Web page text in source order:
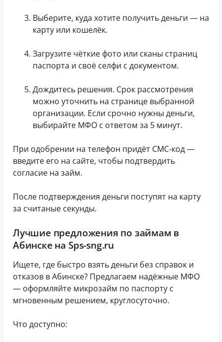
Выберите, куда хотите получить деньги — на
карту или кошелёк.
Загрузите чёткие фото или сканы страниц
паспорта и своё селфи с документом.
Дождитесь решения. Срок рассмотрения
можно уточнить на странице выбранной
организации. Если срочно нужны деньги,
выбирайте МФО с ответом за 5 минут.
При одобрении на телефон придёт СМС‑код —
введите его на сайте, чтобы подтвердить
согласие на займ.
После подтверждения деньги поступят на карту
за считаные секунды.
Лучшие предложения по займам в
Абинске на Sps-sng.ru
Ищете, где быстро взять деньги без справок и
отказов в Абинске? Предлагаем надёжные МФО
— оформляйте микрозайм по паспорту с
мгновенным решением, круглосуточно.
Что доступно: